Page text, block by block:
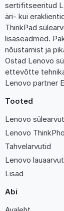
sertifitseeritud
äri- kui
ThinkPad
lisaseadmed.
nõustamist ja
Ostad Lenovo
ettevõtte
Lenovo partner
Tooted
Lenovo
Lenovo
Tahvelarvutid
Lenovo
Lisad
Abi